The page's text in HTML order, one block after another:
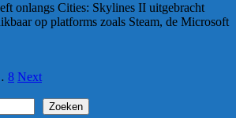
onlangs Cities: Skylines II uitgebracht
op platforms zoals Steam, de Microsoft
8 Next
Zoeken